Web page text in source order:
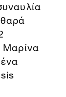
Μαρίνα